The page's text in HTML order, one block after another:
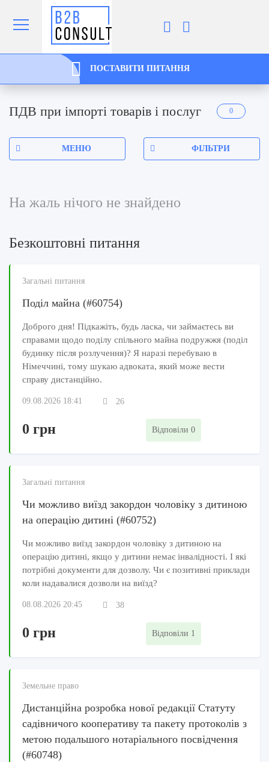
ПОСТАВИТИ ПИТАННЯ
ПДВ при імпорті товарів і послуг 0
МЕНЮ ФІЛЬТРИ
На жаль нічого не знайдено
Безкоштовні питання
Загальні питання
Поділ майна (#60754)
Доброго дня! Підкажіть, будь ласка, чи займаєтесь ви
справами щодо поділу спільного майна подружжя (поділ
будинку після розлучення)? Я наразі перебуваю в
Німеччині, тому шукаю адвоката, який може вести
справу дистанційно.
09.08.2026 18:41 26
0 грн Відповіли 0
Загальні питання
Чи можливо виїзд закордон чоловіку з дитиною
на операцію дитині (#60752)
Чи можливо виїзд закордон чоловіку з дитиною на
операцію дитині, якщо у дитини немає інвалідності. І які
потрібні документи для дозволу. Чи є позитивні приклади
коли надавалися дозволи на виїзд?
08.08.2026 20:45 38
0 грн Відповіли 1
Земельне право
Дистанційна розробка нової редакції Статуту
садівничого кооперативу та пакету протоколів з
метою подальшого нотаріального посвідчення
(#60748)